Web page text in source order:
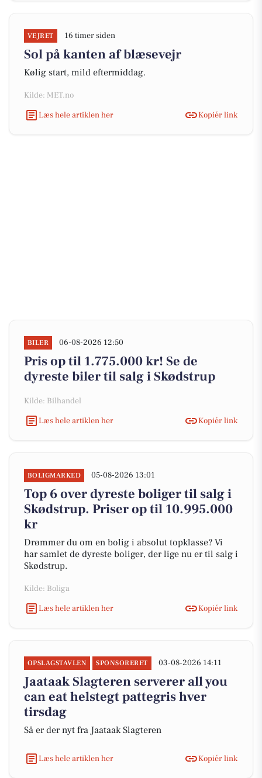
VEJRET 16 timer siden
Sol på kanten af blæsevejr
Kølig start, mild eftermiddag.
Kilde: MET.no
Læs hele artiklen her
Kopiér link
BILER 06-08-2026 12:50
Pris op til 1.775.000 kr! Se de
dyreste biler til salg i Skødstrup
Kilde: Bilhandel
Læs hele artiklen her
Kopiér link
BOLIGMARKED 05-08-2026 13:01
Top 6 over dyreste boliger til salg i
Skødstrup. Priser op til 10.995.000
kr
Drømmer du om en bolig i absolut topklasse? Vi
har samlet de dyreste boliger, der lige nu er til salg i
Skødstrup.
Kilde: Boliga
Læs hele artiklen her
Kopiér link
OPSLAGSTAVLEN SPONSORERET 03-08-2026 14:11
Jaataak Slagteren serverer all you
can eat helstegt pattegris hver
tirsdag
Så er der nyt fra Jaataak Slagteren
Læs hele artiklen her Kopiér link